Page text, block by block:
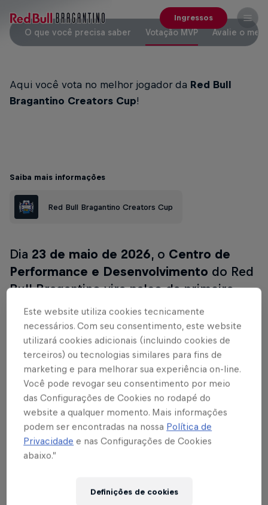
Ingressos
O que você precisa saber Votação MVP Avalie o
Aqui você vota no melhor jogador da Red Bull
Bragantino Creators Cup!
Saiba mais informações
Red Bull Bragantino Creators Cup
Dia 23 de maio de 2026, o Centro de
Performance e Desenvolvimento do Red
Bull Bragantino vira palco da primeira
Red Bull Bragantino Creators Cup do
jeito que a gente gosta: muita energia em
campo e uma experiência única em nosso
centro de treinamento. E claro, não vai
faltar oportunidade para criar conteúdos.
Serão mais de 70 creators do Brasil e da
América Latina
, divididos em times que
representam os clubes Red Bull pelo mundo e uma
seleção especial, a América Latina com mais de
missão é uma só: mostrar quem realmente decide o
Este website utiliza cookies tecnicamente
necessários. Com seu consentimento, este website
utilizará cookies adicionais (incluindo cookies de
terceiros) ou tecnologias similares para fins de
marketing e para melhorar sua experiência on-line.
Você pode revogar seu consentimento por meio
das Configurações de Cookies no rodapé do
website a qualquer momento. Mais informações
podem ser encontradas na nossa Política de
Privacidade e nas Configurações de Cookies
abaixo.”
Definições de cookies